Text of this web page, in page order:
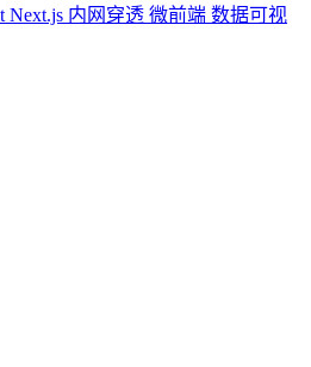
Next.js 内网穿透 微前端 数据可视